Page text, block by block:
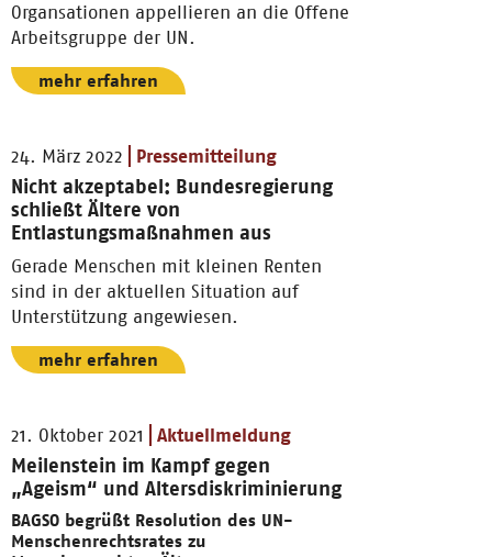
Organsationen appellieren an die Offene
Arbeitsgruppe der UN.
mehr erfahren
24. März 2022 Pressemitteilung
Nicht akzeptabel: Bundesregierung
schließt Ältere von
Entlastungsmaßnahmen aus
Gerade Menschen mit kleinen Renten
sind in der aktuellen Situation auf
Unterstützung angewiesen.
mehr erfahren
21. Oktober 2021 Aktuellmeldung
Meilenstein im Kampf gegen
„Ageism“ und Altersdiskriminierung
BAGSO begrüßt Resolution des UN-
Menschenrechtsrates zu